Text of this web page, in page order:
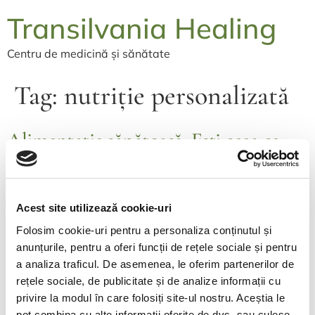
Acest site utilizează cookie-uri
Folosim cookie-uri pentru a personaliza conținutul și
anunțurile, pentru a oferi funcții de rețele sociale și pentru
a analiza traficul. De asemenea, le oferim partenerilor de
rețele sociale, de publicitate și de analize informații cu
privire la modul în care folosiți site-ul nostru. Aceștia le
Transilvania Healing
Centru de medicină și sănătate
Tag: nutriție personalizată
Alimentație sănătoasă: Ești ceea ce
mănânci
Când vorbim despre sănătate, nu putem să ignorăm
faptul că o alimentație sănătoasă are un rol esențial. Tot
ceea ce mâncăm ne afectează sănătatea, starea de bine
și chiar modul în care ne simțim zi de zi. Alimentele
naturale sunt cele mai bune pentru corpul nostru,
oferindu-ne nutrienții necesari pentru a ne menține